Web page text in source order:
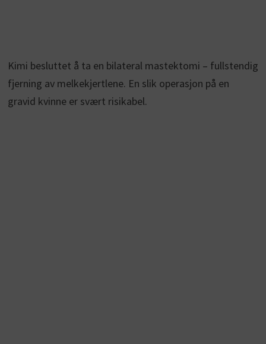
Kimi besluttet å ta en bilateral mastektomi – fullstendig
fjerning av melkekjertlene. En slik operasjon på en
gravid kvinne er svært risikabel.